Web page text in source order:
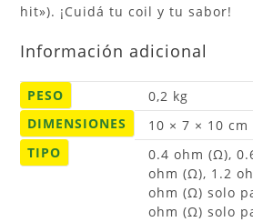
hit»). ¡Cuidá tu coil y tu sabor!
Información adicional
PESO
0,2 kg
DIMENSIONES
10 × 7 × 10 cm
TIPO
0.4 ohm (Ω),
ohm (Ω), 1.2
ohm (Ω) solo
ohm (Ω) solo